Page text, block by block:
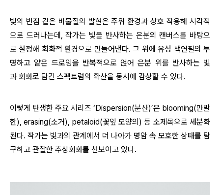
빛의 번짐 같은 비물질의 발현은 주위 환경과 상호 작용해 시각적
으로 드러나는데, 작가는 빛을 반사하는 은분의 캔버스를 바탕으
로 설정해 회화적 환경으로 만들어낸다. 그 위에 유성 색연필의 투
명하고 얕은 드로잉을 반복적으로 얹어 은분 위를 반사하는 빛
과 회화로 담긴 스펙트럼의 확산을 동시에 감상할 수 있다.
이렇게 탄생한 주요 시리즈 ‘Dispersion(분산)’은 blooming(만발
한), erasing(소거), petaloid(꽃잎 모양의) 등 소제목으로 세분화
된다. 작가는 빛과의 관계에서 더 나아가 명암 속 모호한 상태를 탐
구하고 관찰한 추상회화를 선보이고 있다.